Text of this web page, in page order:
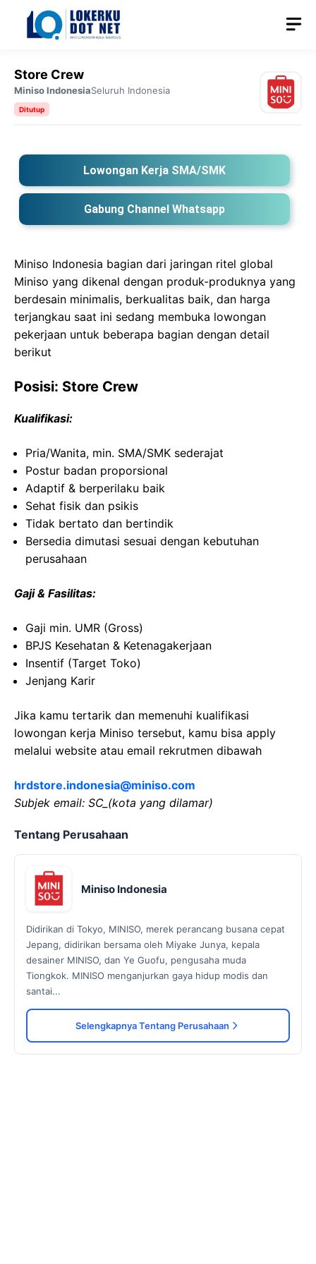
Langsung
Store Crew
Miniso IndonesiaSeluruh Indonesia
Ditutup
Lowongan Kerja SMA/SMK
Gabung Channel Whatsapp
Miniso Indonesia bagian dari jaringan ritel global
Miniso yang dikenal dengan produk-produknya yang
berdesain minimalis, berkualitas baik, dan harga
terjangkau saat ini sedang membuka lowongan
pekerjaan untuk beberapa bagian dengan detail
berikut
Posisi: Store Crew
Kualifikasi:
Pria/Wanita, min. SMA/SMK sederajat
Postur badan proporsional
Adaptif & berperilaku baik
Sehat fisik dan psikis
Tidak bertato dan bertindik
Bersedia dimutasi sesuai dengan kebutuhan
perusahaan
Gaji & Fasilitas:
Gaji min. UMR (Gross)
BPJS Kesehatan & Ketenagakerjaan
Insentif (Target Toko)
Jenjang Karir
Jika kamu tertarik dan memenuhi kualifikasi
lowongan kerja Miniso tersebut, kamu bisa apply
melalui website atau email rekrutmen dibawah
hrdstore.indonesia@miniso.com
Subjek email: SC_(kota yang dilamar)
Tentang Perusahaan
Miniso Indonesia
Didirikan di Tokyo, MINISO, merek perancang busana cepat
Jepang, didirikan bersama oleh Miyake Junya, kepala
desainer MINISO, dan Ye Guofu, pengusaha muda
Tiongkok. MINISO menganjurkan gaya hidup modis dan
santai...
Selengkapnya Tentang Perusahaan